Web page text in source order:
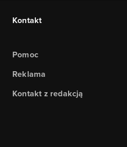
Kontakt
Pomoc
Reklama
Kontakt z redakcją